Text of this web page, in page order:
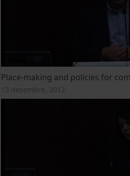
Place-making and policies for
13 desembre, 2012